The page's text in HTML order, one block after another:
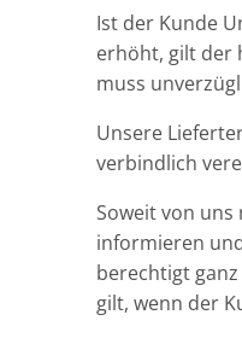
Ist der Kunde
erhöht, gilt der
muss
Unsere
verbindlich
Soweit von
informieren
berechtigt
gilt, wenn der